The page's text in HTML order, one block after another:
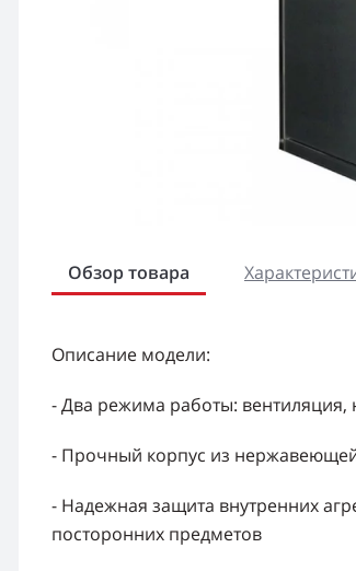
Обзор товара
Описание модели:
- Два режима работы: вентиляция,
- Прочный корпус из нержавеющей
- Надежная защита внутренних
посторонних предметов